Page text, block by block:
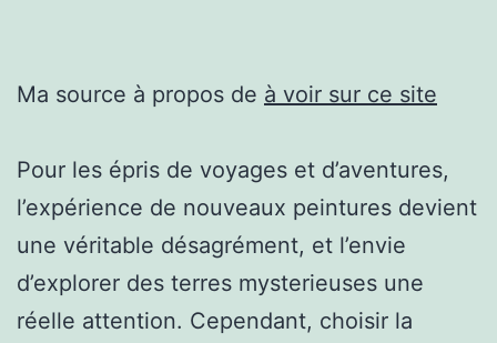
Ma source à propos de à voir sur ce site
Pour les épris de voyages et d’aventures,
l’expérience de nouveaux peintures devient
une véritable désagrément, et l’envie
d’explorer des terres mysterieuses une
réelle attention. Cependant, choisir la